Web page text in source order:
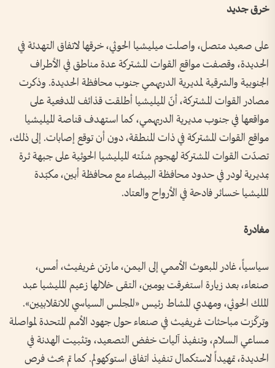
خرق جديد
على صعيد متصل، واصلت ميليشيا الحوثي، خرقها لاتفاق التهدئة في
الحديدة، وقصفت مواقع القوات المشتركة عدة مناطق في الأطراف
الجنوبية والشرقية لمديرية الدريهمي جنوب محافظة الحديدة. وذكرت
مصادر القوات المشتركة، أنّ الميليشيا أطلقت قذائف المدفعية على
مواقعها في جنوب مديرية الدريهمي، كما استهدف قناصة الميليشيا
مواقع القوات المشتركة في ذات المنطقة، دون أن توقع إصابات. إلى ذلك،
تصدّت القوات المشتركة لهجوم شنّته الميليشيا الحوثية على جبهة ثرة
بمديرية لودر في حدود محافظة البيضاء مع محافظة أبين، مكبّدة
المليشيا خسائر فادحة في الأرواح والعتاد.
مغادرة
سياسياً، غادر المبعوث الأممي إلى اليمن، مارتن غريفيث، أمس،
صنعاء، بعد زيارة استغرقت يومين، التقى خلالها زعيم المليشيا عبد
الملك الحوثي، ومهدي المشاط رئيس «المجلس السياسي للانقلابيين».
وتركّزت مباحثات غريفيث في صنعاء حول جهود الأمم المتحدة لمواصلة
مساعي السلام، وتنفيذ آليات خفض التصعيد، وتثبيت الهدنة في
الحديدة، تمهيداً لاستكمال تنفيذ اتفاق استوكهولم. كما تم بحث فرص